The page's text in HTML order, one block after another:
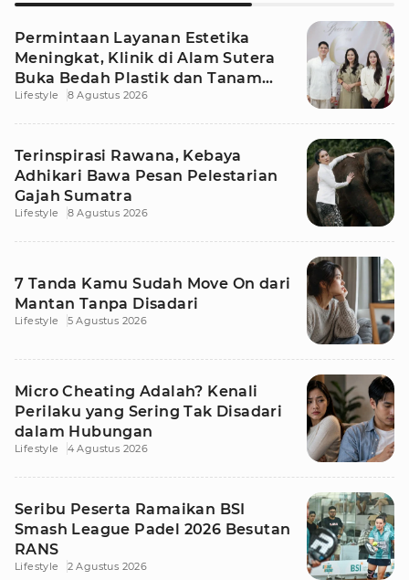
Permintaan Layanan Estetika
Meningkat, Klinik di Alam Sutera
Buka Bedah Plastik dan Tanam
Rambut
Lifestyle 8 Agustus 2026
Terinspirasi Rawana, Kebaya
Adhikari Bawa Pesan Pelestarian
Gajah Sumatra
Lifestyle 8 Agustus 2026
7 Tanda Kamu Sudah Move On dari
Mantan Tanpa Disadari
Lifestyle 5 Agustus 2026
Micro Cheating Adalah? Kenali
Perilaku yang Sering Tak Disadari
dalam Hubungan
Lifestyle 4 Agustus 2026
Seribu Peserta Ramaikan BSI
Smash League Padel 2026 Besutan
RANS
Lifestyle 2 Agustus 2026